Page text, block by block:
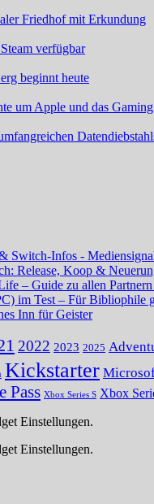
Friedhof mit Erkundung
verfügbar
beginnt heute
um Apple und das Gaming
Switch-Infos -
Release, Koop &
– Guide zu allen
im Test – Für Bibliophile
Inn für Geister
2022 2023 2025
Kickstarter
Pass Xbox Series S Xbox
Einstellungen.
Einstellungen.